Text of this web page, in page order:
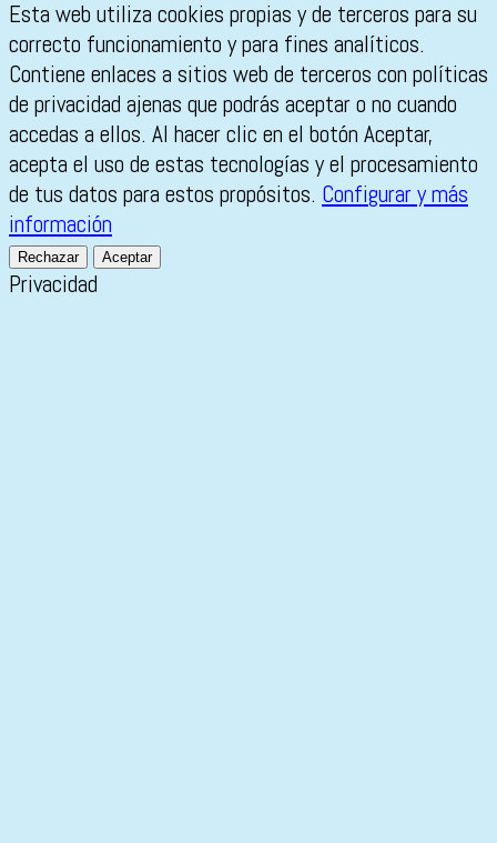
Esta web utiliza cookies propias y de terceros para su
correcto funcionamiento y para fines analíticos.
Contiene enlaces a sitios web de terceros con políticas
de privacidad ajenas que podrás aceptar o no cuando
accedas a ellos. Al hacer clic en el botón Aceptar,
acepta el uso de estas tecnologías y el procesamiento
de tus datos para estos propósitos. Configurar y más
información
Rechazar Aceptar
Privacidad